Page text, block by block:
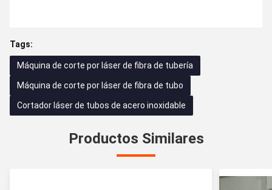
Tags:
Máquina de corte por láser de fibra de tubería
Máquina de corte por láser de fibra de tubo
Cortador láser de tubos de acero inoxidable
Productos Similares